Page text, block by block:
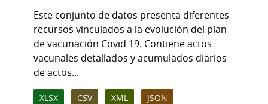
Este conjunto de datos presenta diferentes
recursos vinculados a la evolución del plan
de vacunación Covid 19. Contiene actos
vacunales detallados y acumulados diarios
de actos...
XLSX CSV XML JSON